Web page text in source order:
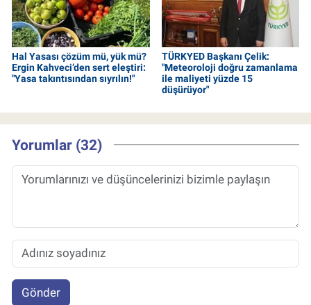
Hal Yasası çözüm mü, yük mü?
Ergin Kahveci’den sert eleştiri:
"Yasa takıntısından sıyrılın!"
TÜRKYED Başkanı Çelik:
"Meteoroloji doğru zamanlama
ile maliyeti yüzde 15
düşürüyor"
Yorumlar (32)
Gönder